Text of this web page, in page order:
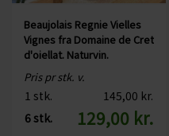
Beaujolais Regnie Vielles
Vignes fra Domaine de Cret
d'oiellat. Naturvin.
Pris pr stk. v.
1 stk.
145,00 kr.
6 stk.
129,00 kr.